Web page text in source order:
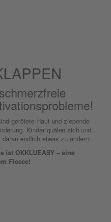
gerötete Haut und ziepende
Kinder quälen sich und
endlich etwas zu ändern:
ist OKKLUEASY – eine
Fleece!